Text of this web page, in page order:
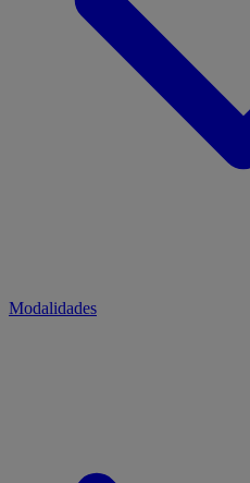
Modalidades